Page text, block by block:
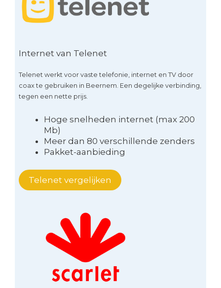
Internet van Telenet
Telenet werkt voor vaste telefonie, internet en TV door
coax te gebruiken in Beernem. Een degelijke verbinding,
tegen een nette prijs.
Hoge snelheden internet (max 200
Mb)
Meer dan 80 verschillende zenders
Pakket-aanbieding
Telenet vergelijken